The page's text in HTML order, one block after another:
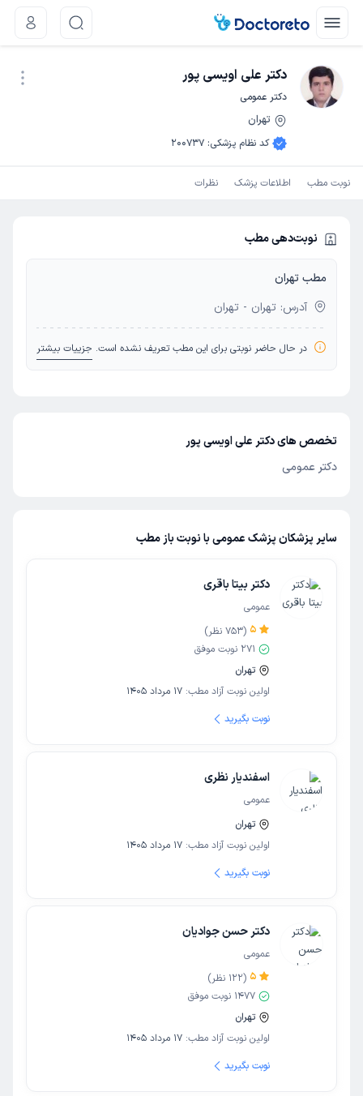
دکتر علی اویسی پور
دکتر عمومی
تهران
کد نظام پزشکی:
200737
نوبت مطب اطلاعات پزشک نظرات
نوبت‌دهی مطب
مطب تهران
آدرس: تهران - تهران
در حال حاضر نوبتی برای این مطب تعریف نشده است. جزییات بیشتر
تخصص های دکتر علی اویسی پور
دکتر عمومی
سایر پزشکان پزشک عمومی با نوبت باز مطب
دکتر بیتا باقری
عمومی
5
(
753 نظر)
271 نوبت موفق
تهران
اولین نوبت آزاد مطب: 17 مرداد 1405
نوبت بگیرید
اسفندیار نظری
عمومی
تهران
اولین نوبت آزاد مطب: 17 مرداد 1405
نوبت بگیرید
دکتر حسن جوادیان
عمومی
5
(
122 نظر)
1477 نوبت موفق
تهران
اولین نوبت آزاد مطب: 17 مرداد 1405
نوبت بگیرید